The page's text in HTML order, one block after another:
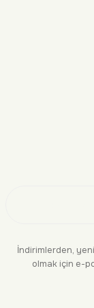
İndirimlerden,
olmak için e-